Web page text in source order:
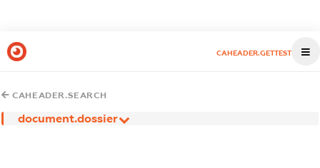
CAHEADER.GETTEST
CAHEADER.SEARCH
document.dossier